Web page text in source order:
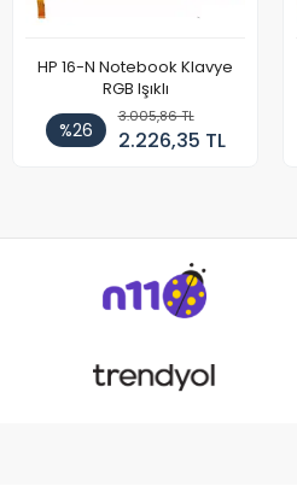
HP 16-N Notebook Klavye
RGB Işıklı
%26
3.005,86 TL
2.226,35 TL